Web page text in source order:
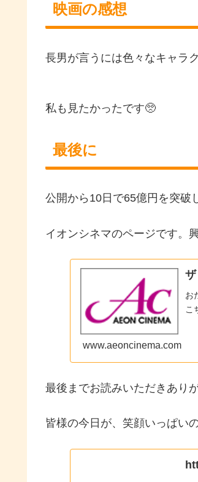
映画の感想
長男が言うには色々なキャラ
私も見たかったです🥺
最後に
公開から10日で65億円を突破
イオンシネマのページです。
お
こ
www.aeoncinema.com
最後までお読みいただきあり
皆様の今日が、笑顔いっぱい